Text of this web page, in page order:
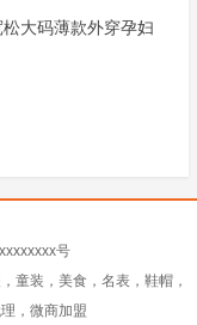
大码薄款外穿孕妇
号
童装，美食，名表，鞋帽，
，微商加盟